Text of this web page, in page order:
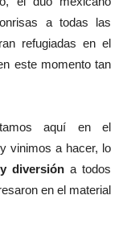
a todas las
refugiadas en el
este momento tan
aquí en el
vinimos a hacer, lo
diversión a todos
en el material